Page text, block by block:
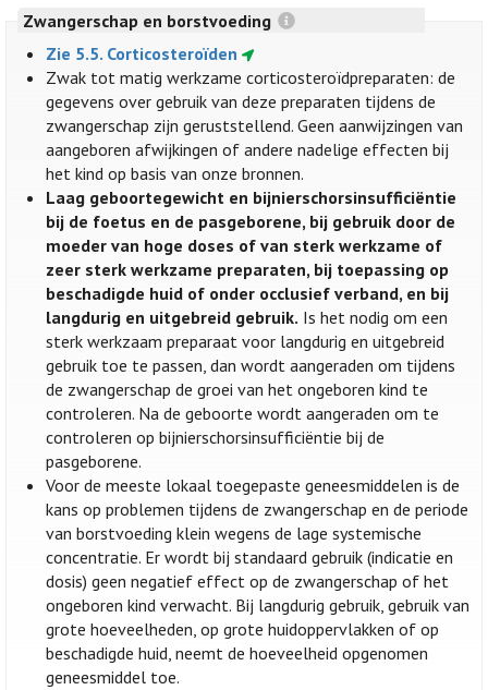
Zwangerschap en borstvoeding
Zie 5.5. Corticosteroïden
Zwak tot matig werkzame corticosteroïdpreparaten: de
gegevens over gebruik van deze preparaten tijdens de
zwangerschap zijn geruststellend. Geen aanwijzingen van
aangeboren afwijkingen of andere nadelige effecten bij
het kind op basis van onze bronnen.
Laag geboortegewicht en bijnierschorsinsufficiëntie
bij de foetus en de pasgeborene, bij gebruik door de
moeder van hoge doses of van sterk werkzame of
zeer sterk werkzame preparaten, bij toepassing op
beschadigde huid of onder occlusief verband, en bij
langdurig en uitgebreid gebruik. Is het nodig om een
sterk werkzaam preparaat voor langdurig en uitgebreid
gebruik toe te passen, dan wordt aangeraden om tijdens
de zwangerschap de groei van het ongeboren kind te
controleren. Na de geboorte wordt aangeraden om te
controleren op bijnierschorsinsufficiëntie bij de
pasgeborene.
Voor de meeste lokaal toegepaste geneesmiddelen is de
kans op problemen tijdens de zwangerschap en de periode
van borstvoeding klein wegens de lage systemische
concentratie. Er wordt bij standaard gebruik (indicatie en
dosis) geen negatief effect op de zwangerschap of het
ongeboren kind verwacht. Bij langdurig gebruik, gebruik van
grote hoeveelheden, op grote huidoppervlakken of op
beschadigde huid, neemt de hoeveelheid opgenomen
geneesmiddel toe.